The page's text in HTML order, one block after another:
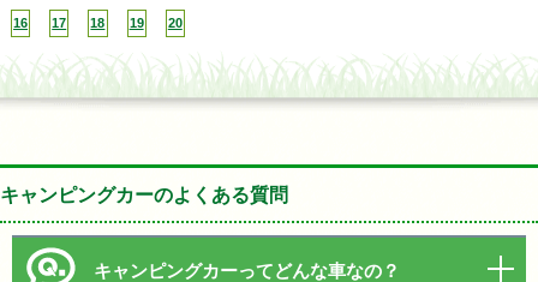
16 17 18 19 20
キャンピングカーのよくある質問
キャンピングカーってどんな車なの？